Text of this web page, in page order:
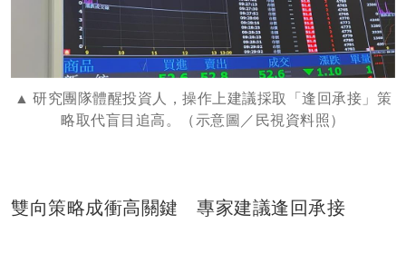
研究團隊體醒投資人，操作上建議採取「逢回承接」策
略取代盲目追高。（示意圖／民視資料照）
雙向策略成衝高關鍵 專家建議逢回承接